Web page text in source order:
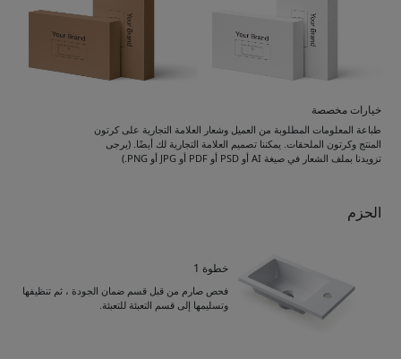
خيارات مخصصة
طباعة المعلومات المطلوبة من العميل وشعار العلامة التجارية على كرتون
المنتج وكرتون الملحقات. يمكننا تصميم العلامة التجارية لك أيضًا. (يرجى
تزويدنا بملف الشعار في صيغة AI أو PSD أو PDF أو JPG أو PNG.)
الحزم
خطوة 1
فحص صارم من قبل قسم ضمان الجودة ، ثم تنظيفها
وتسليمها إلى قسم التعبئة للتعبئة.